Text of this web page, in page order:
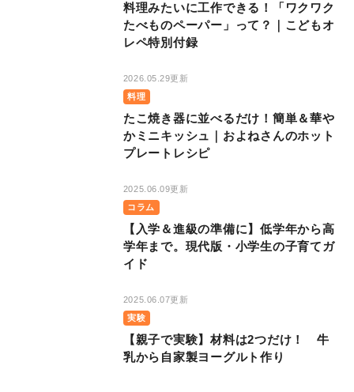
料理みたいに工作できる！「ワクワク
たべものペーパー」って？｜こどもオ
レペ特別付録
2026.05.29更新
料理
たこ焼き器に並べるだけ！簡単＆華や
かミニキッシュ｜およねさんのホット
プレートレシピ
2025.06.09更新
コラム
【入学＆進級の準備に】低学年から高
学年まで。現代版・小学生の子育てガ
イド
2025.06.07更新
実験
【親子で実験】材料は2つだけ！ 牛
乳から自家製ヨーグルト作り